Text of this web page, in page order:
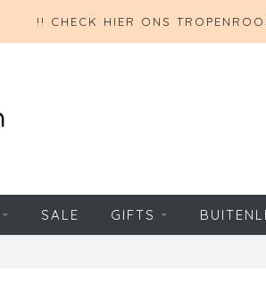
!! CHECK HIER ONS
SALE GIFTS